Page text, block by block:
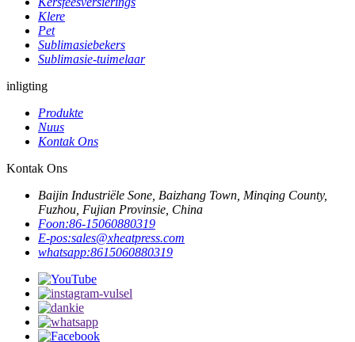
Klere
Pet
Sublimasiebekers
Sublimasie-tuimelaar
inligting
Produkte
Nuus
Kontak Ons
Kontak Ons
Baijin Industriële Sone, Baizhang Town, Minqing County,
Fuzhou, Fujian Provinsie, China
Foon:86-15060880319
E-pos:sales@xheatpress.com
whatsapp:8615060880319